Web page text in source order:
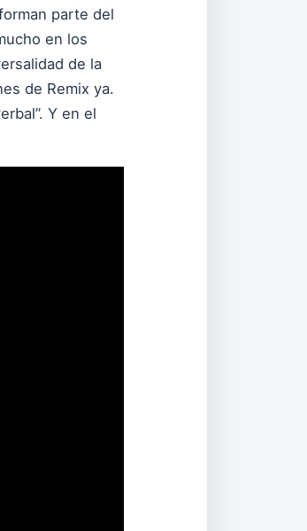
parte del
en los
de la
de Remix ya.
Y en el